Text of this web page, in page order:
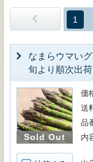
1
なまらウマい
旬より順次出荷
Sold Out
価
送
品
内